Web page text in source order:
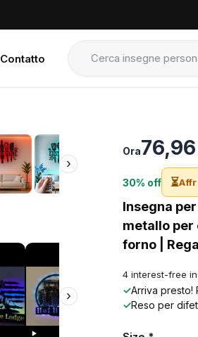
Contatto
›
›
›
Ora
30% off ⏳
Insegna
metallo per
forno |
4 interest-free
✓Arriva
✓Reso per